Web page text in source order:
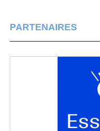
PARTENAIRES